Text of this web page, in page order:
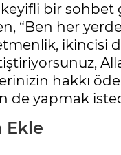
bir sohbet
“Ben her
ikincisi
hakkı
de yapmak
Ekle